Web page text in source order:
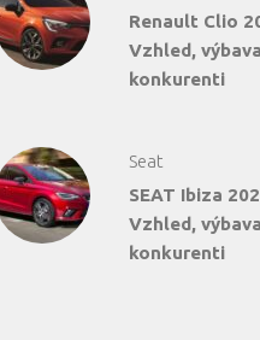
Renault Clio
Vzhled,
konkurenti
Seat
SEAT Ibiza
Vzhled,
konkurenti